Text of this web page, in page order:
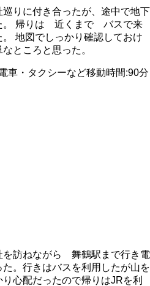
りに付き合ったが、途中で地下
。 帰りは 近くまで バスで来
地図でしっかり確認しておけ
ところと思った。
車・タクシーなど移動時間:90分
訪ねながら 舞鶴駅まで行き電
。行きはバスを利用したが山を
心配だったので帰りはJRを利